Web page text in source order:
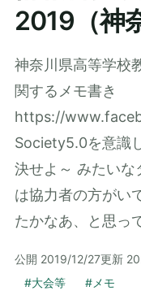
2019（神
神奈川県高等学校
関するメモ書き
https://
Society5.0を意識
決せよ～ みたいな
は協力者の方がい
たかなあ、と思っ
公開 2019/12/27更新
#大会等 #メモ